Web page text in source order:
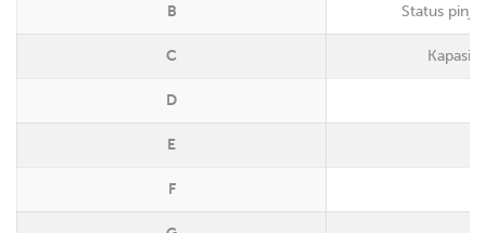
B Status
C
D
E
F